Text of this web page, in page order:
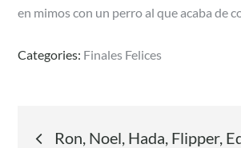
en mimos con un perro al que acaba de
Categories: Finales Felices
Navegación
Ron, Noel, Hada, Flipper,